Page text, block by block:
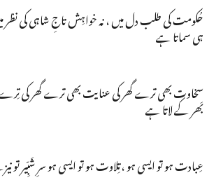
حُکومت کی طلب دل میں ، نہ خواہِش تاجِ شاہی کی
ہی سماتا ہے
سخاوت بھی ترے گھر کی عنایت بھی ترے گھر کی تِرے
بَھر کے لاتا ہے
عِبادت ہو تو ایسی ہو ،تِلاوت ہو تو ایسی ہو سرِ شَبِّیر تو